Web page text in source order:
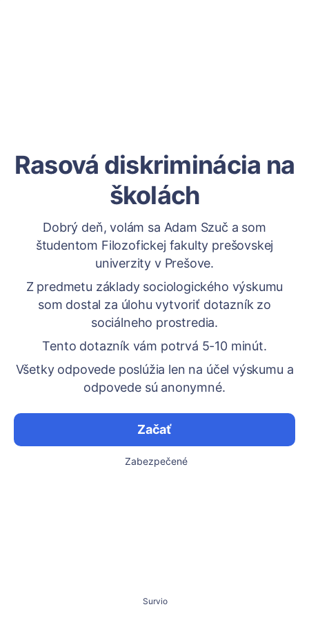
Rasová diskriminácia na
školách
Dobrý deň, volám sa Adam Szuč a som
študentom Filozofickej fakulty prešovskej
univerzity v Prešove.
Z predmetu základy sociologického výskumu
som dostal za úlohu vytvoriť dotazník zo
sociálneho prostredia.
Tento dotazník vám potrvá 5-10 minút.
Všetky odpovede poslúžia len na účel výskumu a
odpovede sú anonymné.
Začať
Zabezpečené
Survio